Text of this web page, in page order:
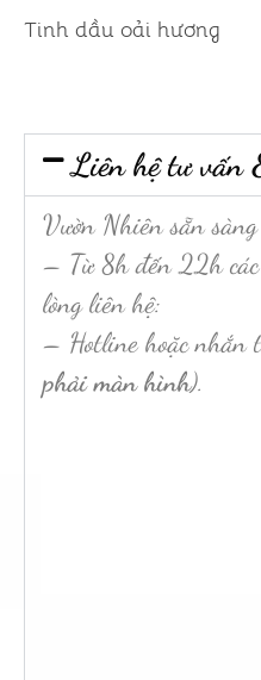
Tinh dầu oải hương
Liên hệ tư vấn
Vườn Nhiên sẵn
– Từ 8h đến 22h
lòng liên hệ:
– Hotline hoặc nhắn
phải màn hình).